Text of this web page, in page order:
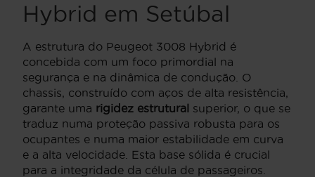
Hybrid em Setúbal
A estrutura do Peugeot 3008 Hybrid é
concebida com um foco primordial na
segurança e na dinâmica de condução. O
chassis, construído com aços de alta resistência,
garante uma rigidez estrutural superior, o que se
traduz numa proteção passiva robusta para os
ocupantes e numa maior estabilidade em curva
e a alta velocidade. Esta base sólida é crucial
para a integridade da célula de passageiros.